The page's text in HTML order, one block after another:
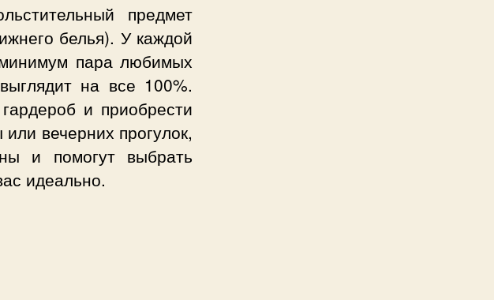
предмет
белья). У каждой
пара любимых
на все 100%.
и приобрести
вечерних прогулок,
и помогут выбрать
идеально.